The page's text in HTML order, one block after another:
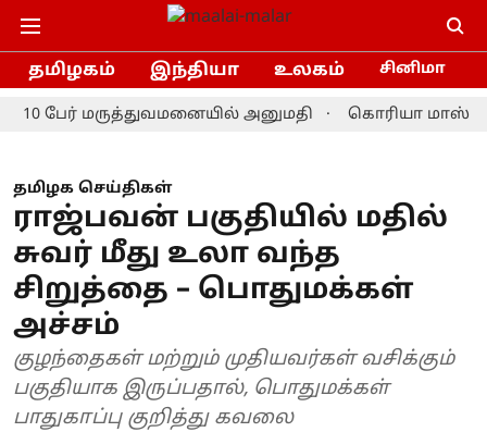
தமிழகம் இந்தியா உலகம் சினிமா
மருத்துவமனையில் அனுமதி கொரியா மாஸ்டர்ஸ்
தமிழக செய்திகள்
ராஜ்பவன் பகுதியில் மதில்
சுவர் மீது உலா வந்த
சிறுத்தை – பொதுமக்கள்
அச்சம்
குழந்தைகள் மற்றும் முதியவர்கள் வசிக்கும்
பகுதியாக இருப்பதால், பொதுமக்கள்
பாதுகாப்பு குறித்து கவலை